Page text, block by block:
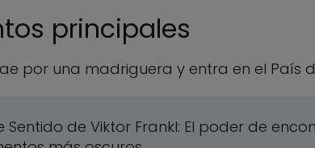
principales
por una madriguera y entra en el País
Sentido de Viktor Frankl: El poder de